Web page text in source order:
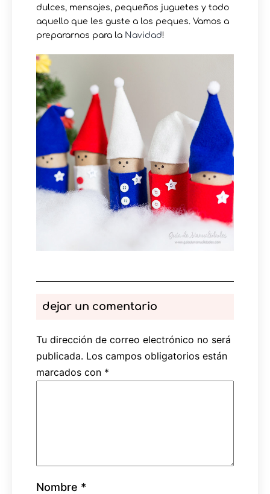
dulces, mensajes, pequeños juguetes y todo
aquello que les guste a los peques. Vamos a
prepararnos para la Navidad!
dejar un comentario
Tu dirección de correo electrónico no será
publicada. Los campos obligatorios están
marcados con *
Nombre *